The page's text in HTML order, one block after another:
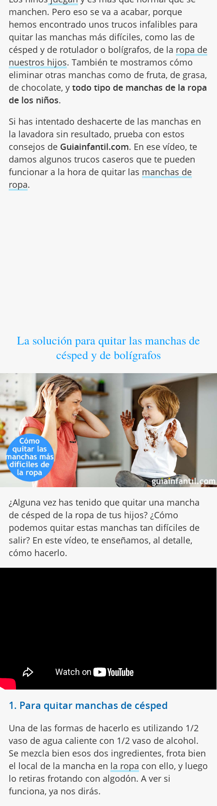
manchen. Pero eso se va a acabar, porque
hemos encontrado unos trucos infalibles para
quitar las manchas más difíciles, como las de
césped y de rotulador o bolígrafos, de la ropa de
nuestros hijos. También te mostramos cómo
eliminar otras manchas como de fruta, de grasa,
de chocolate, y todo tipo de manchas de la ropa
de los niños.
Si has intentado deshacerte de las manchas en
la lavadora sin resultado, prueba con estos
consejos de Guiainfantil.com. En ese vídeo, te
damos algunos trucos caseros que te pueden
funcionar a la hora de quitar las manchas de
ropa.
La solución para quitar las manchas de
césped y de bolígrafos
¿Alguna vez has tenido que quitar una mancha
de césped de la ropa de tus hijos? ¿Cómo
podemos quitar estas manchas tan difíciles de
salir? En este vídeo, te enseñamos, al detalle,
cómo hacerlo.
1. Para quitar manchas de césped
Una de las formas de hacerlo es utilizando 1/2
vaso de agua caliente con 1/2 vaso de alcohol.
Se mezcla bien esos dos ingredientes, frota bien
el local de la mancha en la ropa con ello, y luego
lo retiras frotando con algodón. A ver si
funciona, ya nos dirás.